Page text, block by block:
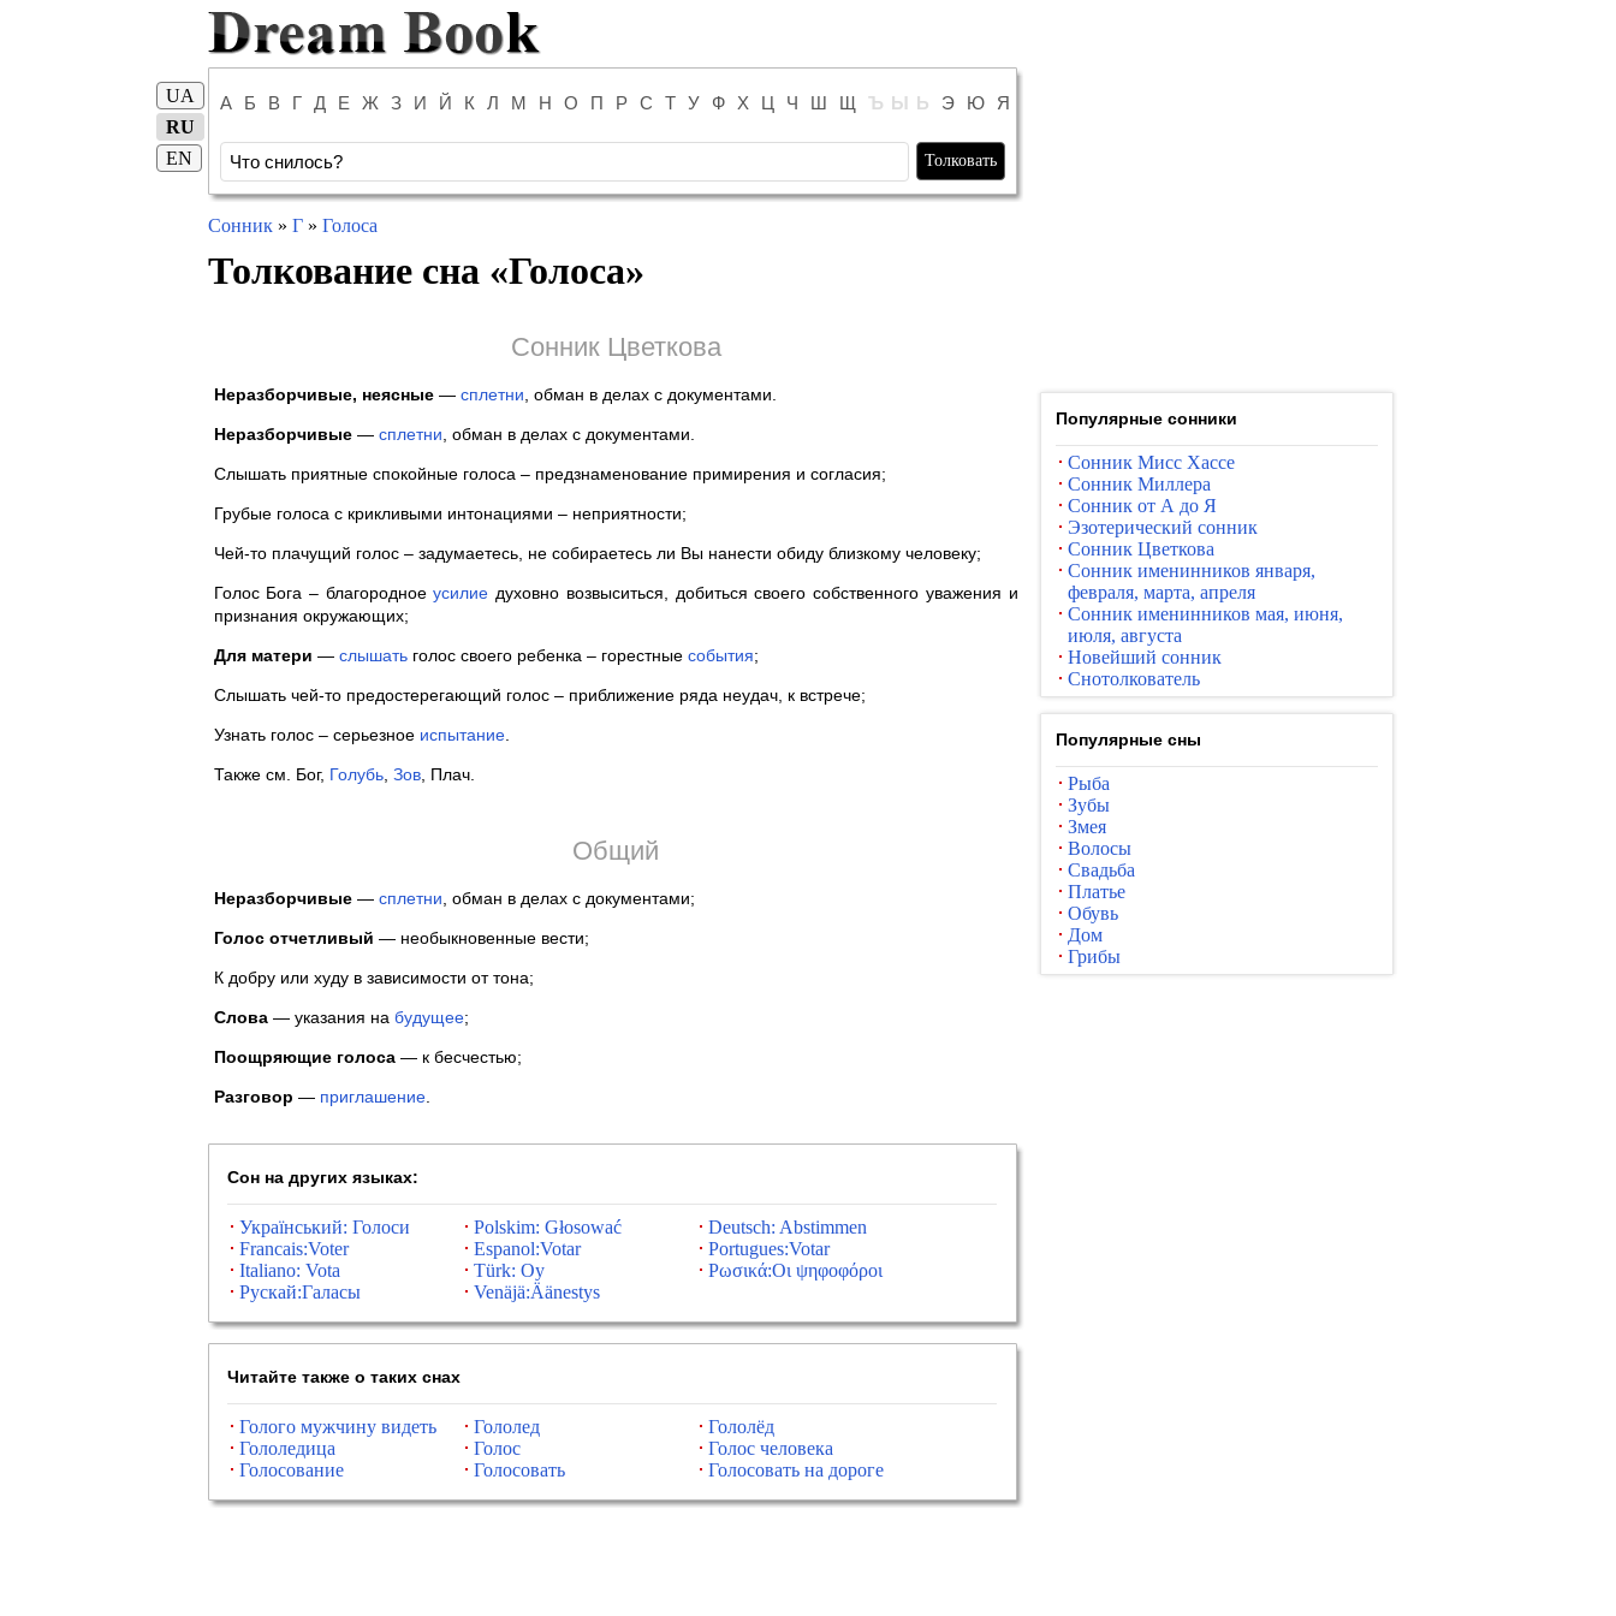
А Б В Г Д Е Ж З И Й К Л М Н О П Р С Т У Ф Х Ц Ч Ш Щ Ъ Ы Ь Э Ю Я
UA
RU
EN
Сонник» Г» Голоса
Толкование сна «Голоса»
Сонник Цветкова
Неразборчивые, неясные— сплетни , обман в делах с документами.
Неразборчивые— сплетни , обман в делах с документами.
Слышать приятные спокойные голоса – предзнаменование примирения и согласия;
Грубые голоса с крикливыми интонациями – неприятности;
Чей-то плачущий голос – задумаетесь, не собираетесь ли Вы нанести обиду близкому человеку;
Голос Бога – благородноеусилие духовно возвыситься, добиться своего собственного уважения и
признания окружающих;
Для матери — слышатьголос своего ребенка – горестные события;
Слышать чей-то предостерегающий голос – приближение ряда неудач, к встрече;
Узнать голос – серьезное испытание.
Также см. Бог, Голубь, Зов, Плач.
Общий
Неразборчивые— сплетни , обман в делах с документами;
Голос отчетливый — необыкновенные вести;
К добру или худу в зависимости от тона;
Слова— указания на будущее;
Поощряющие голоса— к бесчестью;
Разговор — приглашение.
Сон на других языках:
Український: Голоси Polskim: Głosować
Deutsch: Abstimmen
Francais:Voter
Espanol:Votar
Portugues:Votar
Italiano: Vota
Türk: Oy
Ρωσικά:Οι ψηφοφόροι
Рускай:Галасы
Venäjä:Äänestys
Читайте также о таких снах
Голого мужчину видеть Гололед
Гололёд
Гололедица
Голос
Голос человека
Голосование
Голосовать Голосовать на дороге
Популярные сонники
Сонник Мисс Хассе
Сонник Миллера
Сонник от А до Я
Эзотерический сонник
Сонник Цветкова
Сонник именинников января,
февраля, марта, апреля
Сонник именинников мая, июня,
июля, августа
Новейший сонник
Снотолкователь
Популярные сны
Рыба
Зубы
Змея
Волосы
Свадьба
Платье
Обувь
Дом
Грибы